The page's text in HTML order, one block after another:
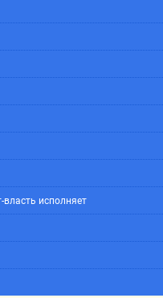
исполняет